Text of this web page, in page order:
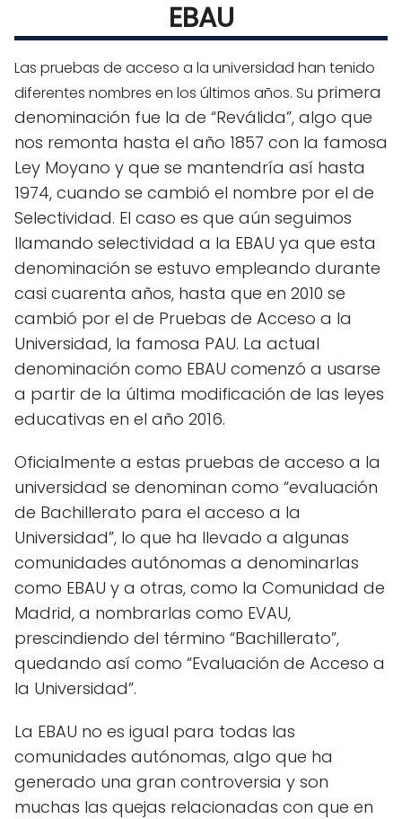
EBAU
Las pruebas de acceso a la universidad han tenido
diferentes nombres en los últimos años. Su primera
denominación fue la de “Reválida”, algo que
nos remonta hasta el año 1857 con la famosa
Ley Moyano y que se mantendría así hasta
1974, cuando se cambió el nombre por el de
Selectividad. El caso es que aún seguimos
llamando selectividad a la EBAU ya que esta
denominación se estuvo empleando durante
casi cuarenta años, hasta que en 2010 se
cambió por el de Pruebas de Acceso a la
Universidad, la famosa PAU. La actual
denominación como EBAU comenzó a usarse
a partir de la última modificación de las leyes
educativas en el año 2016.
Oficialmente a estas pruebas de acceso a la
universidad se denominan como “evaluación
de Bachillerato para el acceso a la
Universidad”, lo que ha llevado a algunas
comunidades autónomas a denominarlas
como EBAU y a otras, como la Comunidad de
Madrid, a nombrarlas como EVAU,
prescindiendo del término “Bachillerato”,
quedando así como “Evaluación de Acceso a
la Universidad”.
La EBAU no es igual para todas las
comunidades autónomas, algo que ha
generado una gran controversia y son
muchas las quejas relacionadas con que en